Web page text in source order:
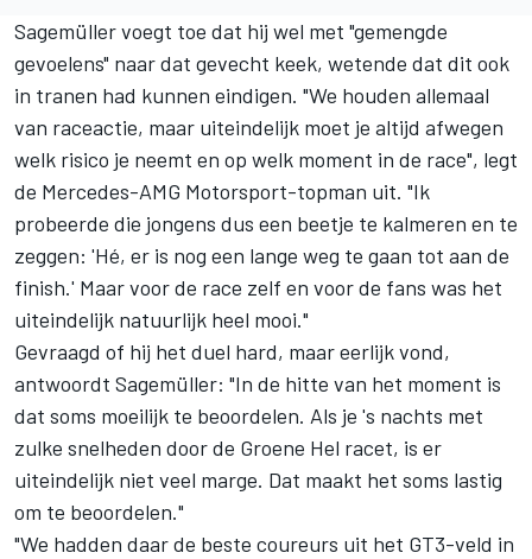
Sagemüller voegt toe dat hij wel met "gemengde
gevoelens" naar dat gevecht keek, wetende dat dit ook
in tranen had kunnen eindigen. "We houden allemaal
van raceactie, maar uiteindelijk moet je altijd afwegen
welk risico je neemt en op welk moment in de race", legt
de Mercedes-AMG Motorsport-topman uit. "Ik
probeerde die jongens dus een beetje te kalmeren en te
zeggen: 'Hé, er is nog een lange weg te gaan tot aan de
finish.' Maar voor de race zelf en voor de fans was het
uiteindelijk natuurlijk heel mooi."
Gevraagd of hij het duel hard, maar eerlijk vond,
antwoordt Sagemüller: "In de hitte van het moment is
dat soms moeilijk te beoordelen. Als je 's nachts met
zulke snelheden door de Groene Hel racet, is er
uiteindelijk niet veel marge. Dat maakt het soms lastig
om te beoordelen."
"We hadden daar de beste coureurs uit het GT3-veld in